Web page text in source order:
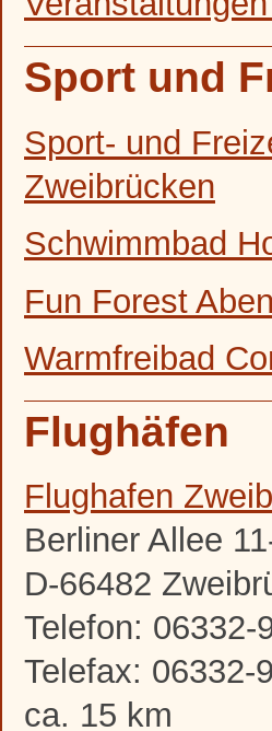
Sport und
Sport- und
Zweibrücken
Schwimmbad
Fun Forest
Warmfreibad
Flughäfen
Flughafen
Berliner Allee
D-66482
Telefon: 06332-
Telefax: 06332-
ca. 15 km